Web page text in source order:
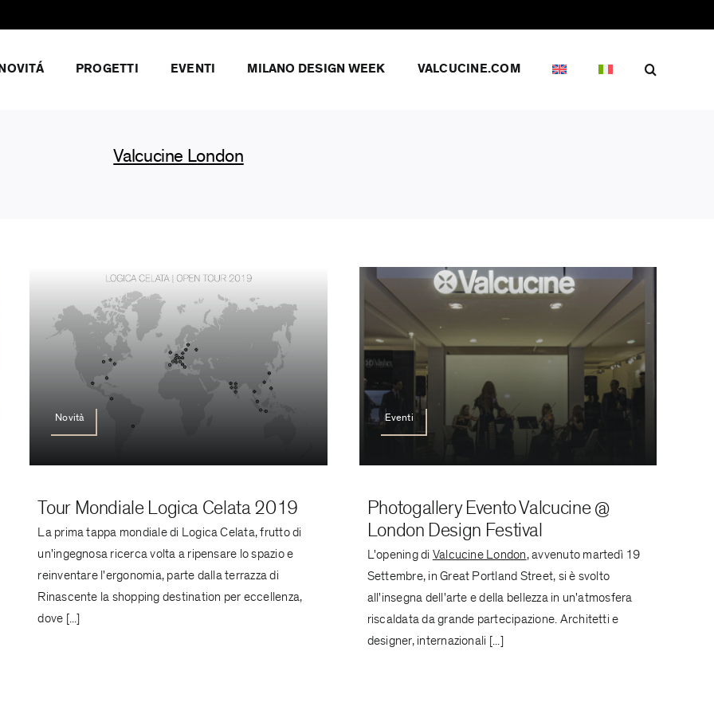
PROGETTI EVENTI MILANO DESIGN WEEK VALCUCINE.COM
Valcucine London
Novità
Tour Mondiale Logica Celata 2019
La prima tappa mondiale di Logica Celata, frutto di
un'ingegnosa ricerca volta a ripensare lo spazio e
reinventare l'ergonomia, parte dalla terrazza di
Rinascente la shopping destination per eccellenza,
dove [...]
Eventi
Photogallery Evento Valcucine @
London Design Festival
L'opening di Valcucine London, avvenuto martedì 19
Settembre, in Great Portland Street, si è svolto
all'insegna dell'arte e della bellezza in un'atmosfera
riscaldata da grande partecipazione. Architetti e
designer, internazionali [...]